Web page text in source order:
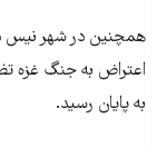
همچنین در شهر نیس
اعتراض به جنگ غزه
به پایان رسید.